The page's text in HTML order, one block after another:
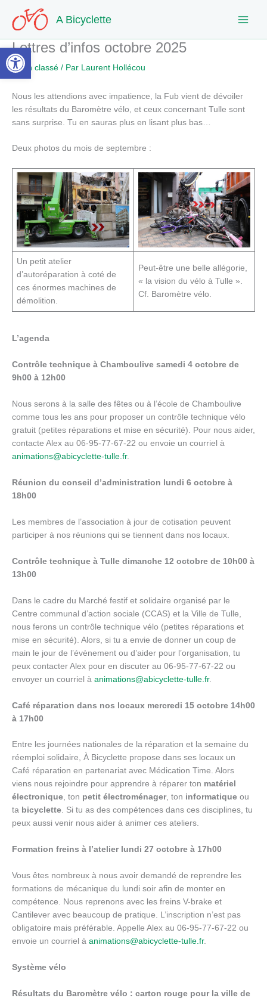
Ouvrir la barre d’outils
contenu
A Bicyclette
Lettres d’infos octobre 2025
/Non classé / Par Laurent Hollécou
Nous les attendions avec impatience, la Fub vient de dévoiler
les résultats du Baromètre vélo, et ceux concernant Tulle sont
sans surprise. Tu en sauras plus en lisant plus bas…
Deux photos du mois de septembre :
Un petit atelier
d’autoréparation à coté de
ces énormes machines de
démolition.
Peut-être une belle allégorie,
« la vision du vélo à Tulle ».
Cf. Baromètre vélo.
L’agenda
Contrôle technique à Chamboulive samedi 4 octobre de
9h00 à 12h00
Nous serons à la salle des fêtes ou à l’école de Chamboulive
comme tous les ans pour proposer un contrôle technique vélo
gratuit (petites réparations et mise en sécurité). Pour nous aider,
contacte Alex au 06-95-77-67-22 ou envoie un courriel à
animations@abicyclette-tulle.fr.
Réunion du conseil d’administration lundi 6 octobre à
18 h00
Les membres de l’association à jour de cotisation peuvent
participer à nos réunions qui se tiennent dans nos locaux.
Contrôle technique à Tulle dimanche 12 octobre de 10h00 à
13h00
Dans le cadre du Marché festif et solidaire organisé par le
Centre communal d’action sociale (CCAS) et la Ville de Tulle,
nous ferons un contrôle technique vélo (petites réparations et
mise en sécurité). Alors, si tu a envie de donner un coup de
main le jour de l’évènement ou d’aider pour l’organisation, tu
peux contacter Alex pour en discuter au 06-95-77-67-22 ou
envoyer un courriel à animations@abicyclette-tulle.fr.
Café réparation dans nos locaux mercredi 15 octobre 14h00
à 17h00
Entre les journées nationales de la réparation et la semaine du
réemploi solidaire, À Bicyclette propose dans ses locaux un
Café réparation en partenariat avec Médication Time. Alors
viens nous rejoindre pour apprendre à réparer ton matériel
électronique, ton petit électroménager, ton informatique ou
ta bicyclette. Si tu as des compétences dans ces disciplines, tu
peux aussi venir nous aider à animer ces ateliers.
Formation freins à l’atelier lundi 27 octobre à 17h00
Vous êtes nombreux à nous avoir demandé de reprendre les
formations de mécanique du lundi soir afin de monter en
compétence. Nous reprenons avec les freins V-brake et
Cantilever avec beaucoup de pratique. L’inscription n’est pas
obligatoire mais préférable. Appelle Alex au 06-95-77-67-22 ou
envoie un courriel à animations@abicyclette-tulle.fr.
Système vélo
Résultats du Baromètre vélo : carton rouge pour la ville de